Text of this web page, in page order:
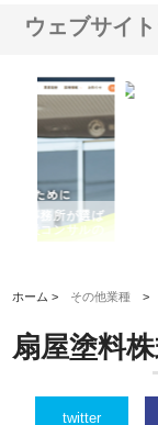
ウェブサイ
株式会社名神精工
スリリース一覧と
ホーム > その他業種 >
扇屋塗料
twitter